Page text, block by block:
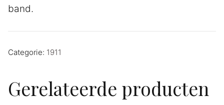
band.
Categorie: 1911
Gerelateerde producten